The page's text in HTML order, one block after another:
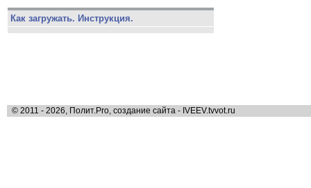
Как загружать. Инструкция.
© 2011 - 2026, Полит.Pro, создание сайта - IVEEV.tvvot.ru